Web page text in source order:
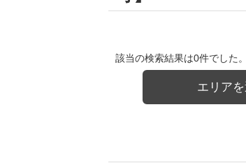
該当の検索結果は0件でした
エリア